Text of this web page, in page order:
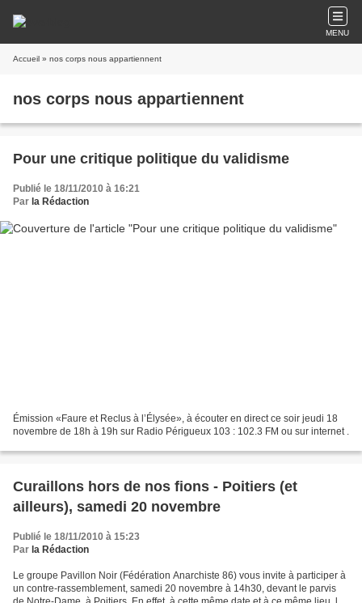
MENU
Accueil » nos corps nous appartiennent
nos corps nous appartiennent
Pour une critique politique du validisme
Publié le 18/11/2010 à 16:21
Par la Rédaction
Émission «Faure et Reclus à l’Élysée», à écouter en direct ce soir jeudi 18
novembre de 18h à 19h sur Radio Périgueux 103 : 102.3 FM ou sur internet
Curaillons hors de nos fions - Poitiers (et
ailleurs), samedi 20 novembre
Publié le 18/11/2010 à 15:23
Par la Rédaction
Le groupe Pavillon Noir (Fédération Anarchiste 86) vous invite à participer à
un contre-rassemblement, samedi 20 novembre à 14h30, devant le parvis